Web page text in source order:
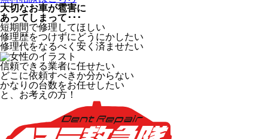
大切なお車が雹害に
あってしまって･･･
短期間で修理してほしい
修理歴をつけずにどうにかしたい
修理代をなるべく安く済ませたい
信頼できる業者に任せたい
どこに依頼すべきか分からない
かなりの台数をお任せしたい
と、お考えの方！